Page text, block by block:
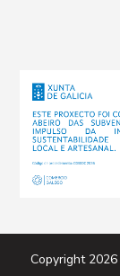
Copyright 2026